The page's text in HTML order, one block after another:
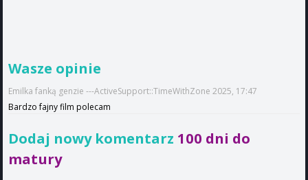
Wasze opinie
Emilka fanką genzie ---ActiveSupport::TimeWithZone 2025, 17:47
Bardzo fajny film polecam
Dodaj nowy komentarz 100 dni do
matury